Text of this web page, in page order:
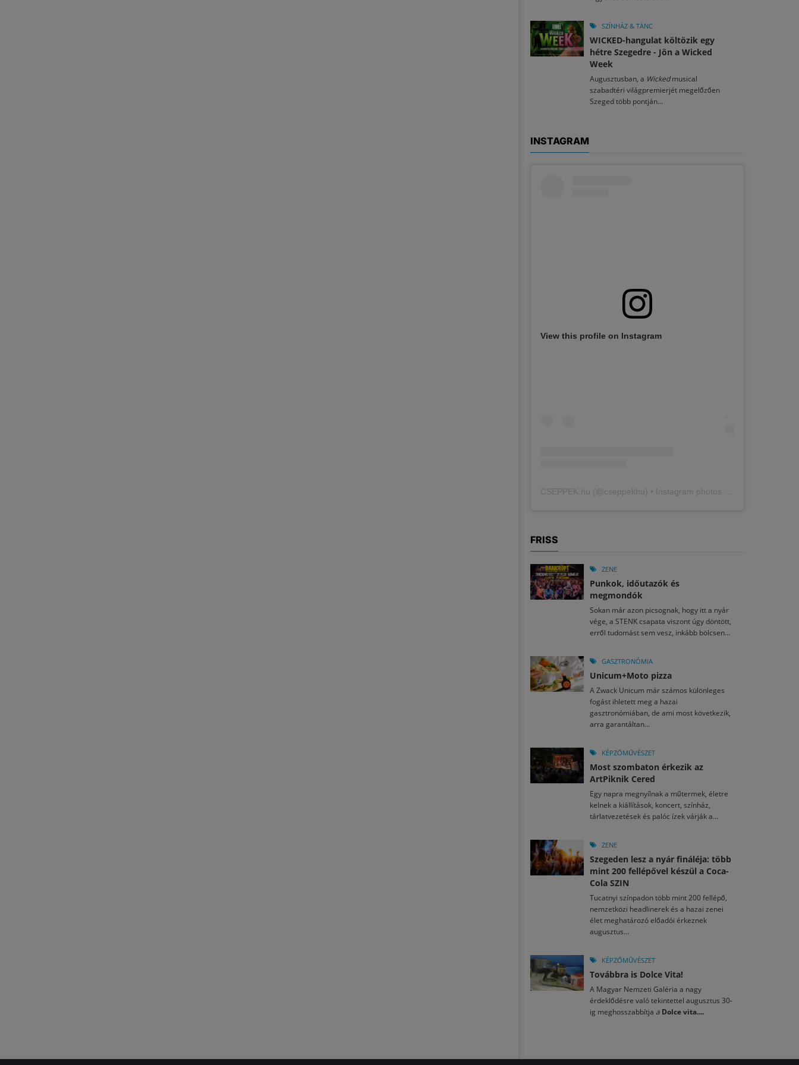
SZÍNHÁZ & TÁNC
WICKED-hangulat költözik egy
hétre Szegedre - Jön a Wicked
Week
Augusztusban, a Wickedmusical
szabadtéri világpremierjét megelőzően
Szeged több pontján...
INSTAGRAM
View this profile on Instagram
CSEPPEK.hu (@cseppekhu ) • Instagram photos and videos
FRISS
ZENE
Punkok, időutazók és
megmondók
Sokan már azon picsognak, hogy itt a nyár
vége, a STENK csapata viszont úgy döntött,
erről tudomást sem vesz, inkább bölcsen...
GASZTRONÓMIA
Unicum+Moto pizza
A Zwack Unicum már számos különleges
fogást ihletett meg a hazai
gasztronómiában, de ami most következik,
arra garantáltan...
KÉPZŐMŰVÉSZET
Most szombaton érkezik az
ArtPiknik Cered
Egy napra megnyílnak a műtermek, életre
kelnek a kiállítások, koncert, színház,
tárlatvezetések és palóc ízek várják a...
ZENE
Szegeden lesz a nyár fináléja: több
mint 200 fellépővel készül a Coca-
Cola SZIN
Tucatnyi színpadon több mint 200 fellépő,
nemzetközi headlinerek és a hazai zenei
élet meghatározó előadói érkeznek
augusztus...
KÉPZŐMŰVÉSZET
Továbbra is Dolce Vita!
A Magyar Nemzeti Galéria a nagy
érdeklődésre való tekintettel augusztus 30-
ig meghosszabbítja a Dolce vita....